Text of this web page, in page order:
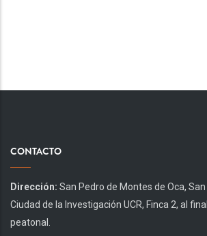
CONTACTO
Dirección: San Pedro de Montes de Oca,
Ciudad de la Investigación UCR, Finca 2, al
peatonal.